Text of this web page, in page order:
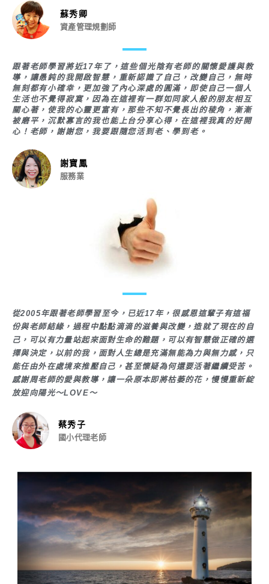
蘇秀卿
資產管理規劃師
跟著老師學習將近17年了，這些個光陰有老師的關懷愛護與教
導，讓愚鈍的我開啟智慧，重新認識了自己，改變自己，無時
無刻都有小確幸，更加強了內心深處的圓滿，即使自己一個人
生活也不覺得寂寞，因為在這裡有一群如同家人般的朋友相互
關心著，使我的心靈更富有，那些不知不覺長出的稜角，漸漸
被磨平，沉默寡言的我也能上台分享心得，在這裡我真的好開
心！老師，謝謝您，我要跟隨您活到老、學到老。
謝寶鳳
服務業
從2005年跟著老師學習至今，已近17年，很感恩這輩子有這福
份與老師結緣，過程中點點滴滴的滋養與改變，造就了現在的自
己，可以有力量站起來面對生命的難題，可以有智慧做正確的選
擇與決定，以前的我，面對人生總是充滿無能為力與無力感，只
能任由外在處境來推壓自己，甚至懷疑為何還要活著繼續受苦。
感謝周老師的愛與教導，讓一朵原本即將枯萎的花，慢慢重新綻
放迎向陽光～LOVE～
蔡秀子
國小代理老師